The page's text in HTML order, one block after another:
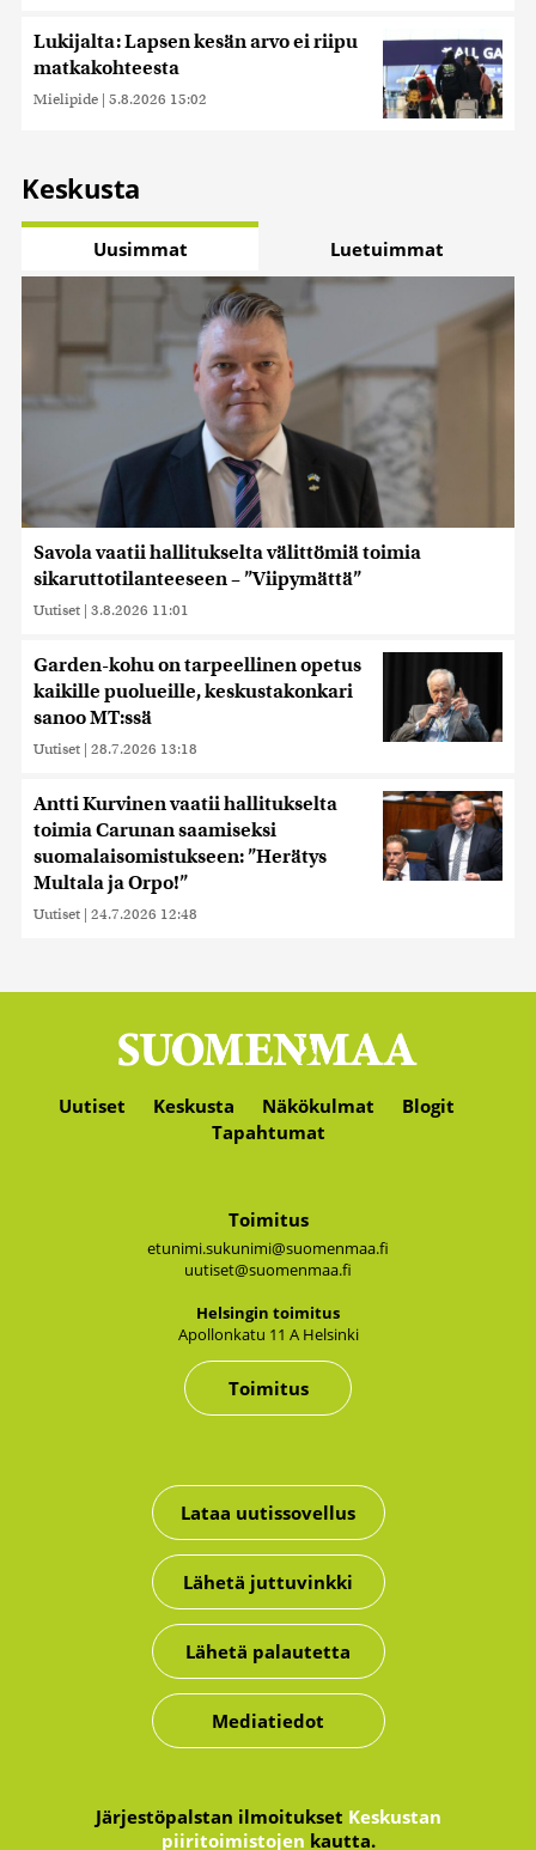
Lukijalta: Lapsen kesän arvo ei riipu
matkakohteesta
Mielipide | 5.8.2026 15:02
Keskusta
Uusimmat Luetuimmat
Savola vaatii hallitukselta välittömiä toimia
sikaruttotilanteeseen – ”Viipymättä”
Uutiset | 3.8.2026 11:01
Garden-kohu on tarpeellinen opetus
kaikille puolueille, keskustakonkari
sanoo MT:ssä
Uutiset | 28.7.2026 13:18
Antti Kurvinen vaatii hallitukselta
toimia Carunan saamiseksi
suomalaisomistukseen: ”Herätys
Multala ja Orpo!”
Uutiset | 24.7.2026 12:48
Uutiset Keskusta Näkökulmat
Blogit
Tapahtumat
Toimitus
etunimi.sukunimi@suomenmaa.fi
uutiset@suomenmaa.fi
Hel­sin­gin toi­mi­tus
Apol­lon­ka­tu 11 A Hel­sin­ki
Toimitus
Lataa uutissovellus
Lähetä juttuvinkki
Lähetä palautetta
Mediatiedot
Järjestöpalstan ilmoitukset Keskustan
piiritoimistojen kautta.